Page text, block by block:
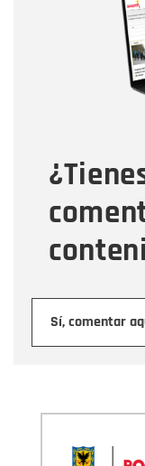
Sí, comentar
Correo
Tipo de
Mensaje